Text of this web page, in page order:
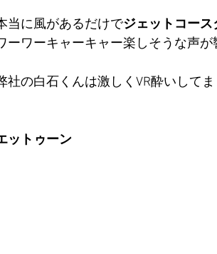
当に風があるだけでジェットコー
ーワーキャーキャー楽しそうな声
社の白石くんは激しくVR酔いして
ットゥーン